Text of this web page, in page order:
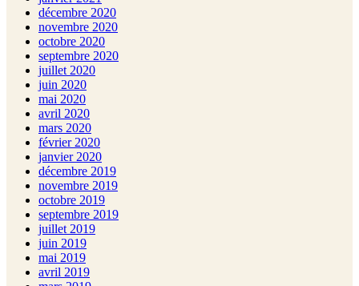
décembre 2020
novembre 2020
octobre 2020
septembre 2020
juillet 2020
juin 2020
mai 2020
avril 2020
mars 2020
février 2020
janvier 2020
décembre 2019
novembre 2019
octobre 2019
septembre 2019
juillet 2019
juin 2019
mai 2019
avril 2019